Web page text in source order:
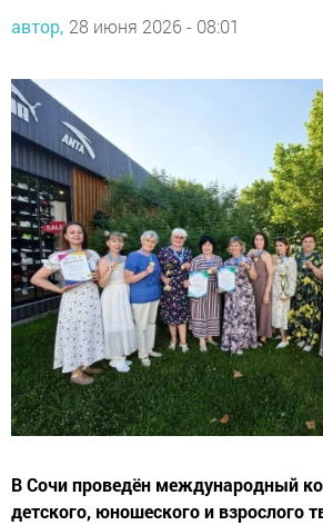
автор, 28 июня 2026 - 08:01
В Сочи проведён международный
детского, юношеского и взрослого